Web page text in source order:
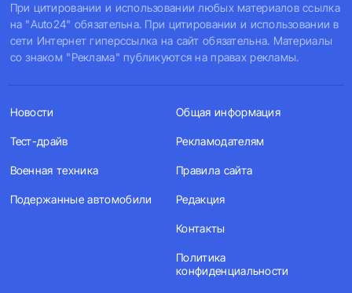
При цитировании и использовании любых материалов ссылка
на "Auto24" обязательна. При цитировании и использовании в
сети Интернет гиперссылка на сайт обязательна. Материалы
со знаком "Реклама" публикуются на правах рекламы.
Новости
Тест-драйв
Военная техника
Подержанные автомобили
Общая информация
Рекламодателям
Правила сайта
Редакция
Контакты
Политика
конфиденциальности